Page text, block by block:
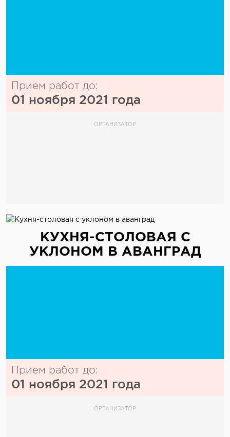
Прием работ до:
01 ноября 2021 года
ОРГАНИЗАТОР
КУХНЯ-СТОЛОВАЯ С
УКЛОНОМ В АВАНГРАД
Прием работ до:
01 ноября 2021 года
ОРГАНИЗАТОР